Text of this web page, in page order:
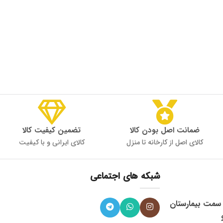
ضمانت اصل بودن کالا
کالای اصل از کارخانه تا منزل
تضمین کیفیت کالا
کالای ایرانی و با کیفیت
، میدان 9 دی به سمت بیمارستان
شبکه های اجتماعی